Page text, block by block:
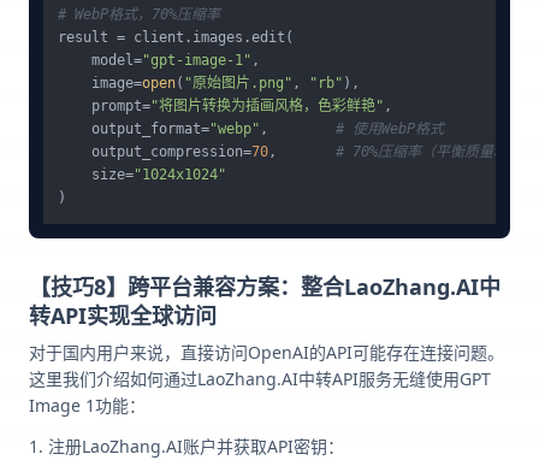
# WebP格式，70%压缩率
result = client.images.edit(
    model=
"gpt-image-1" ,
    image=
open( "原始图片.png" , "rb" ),
    prompt=
"将图片转换为插画风格，色彩鲜艳" ,
    output_format=
"webp" , # 使用WebP格式
    output_compression=
70, # 70%压缩率（平衡质量和文
    size=
"1024x1024"
【技巧8】跨平台兼容方案：整合LaoZhang.AI中
转API实现全球访问
对于国内用户来说，直接访问OpenAI的API可能存在连接问题。
这里我们介绍如何通过LaoZhang.AI中转API服务无缝使用GPT
Image 1功能：
注册LaoZhang.AI账户并获取API密钥：